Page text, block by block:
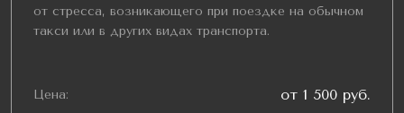
от стресса, возникающего при поездке на обычном
такси или в других видах транспорта.
Цена: от 1 500 руб.